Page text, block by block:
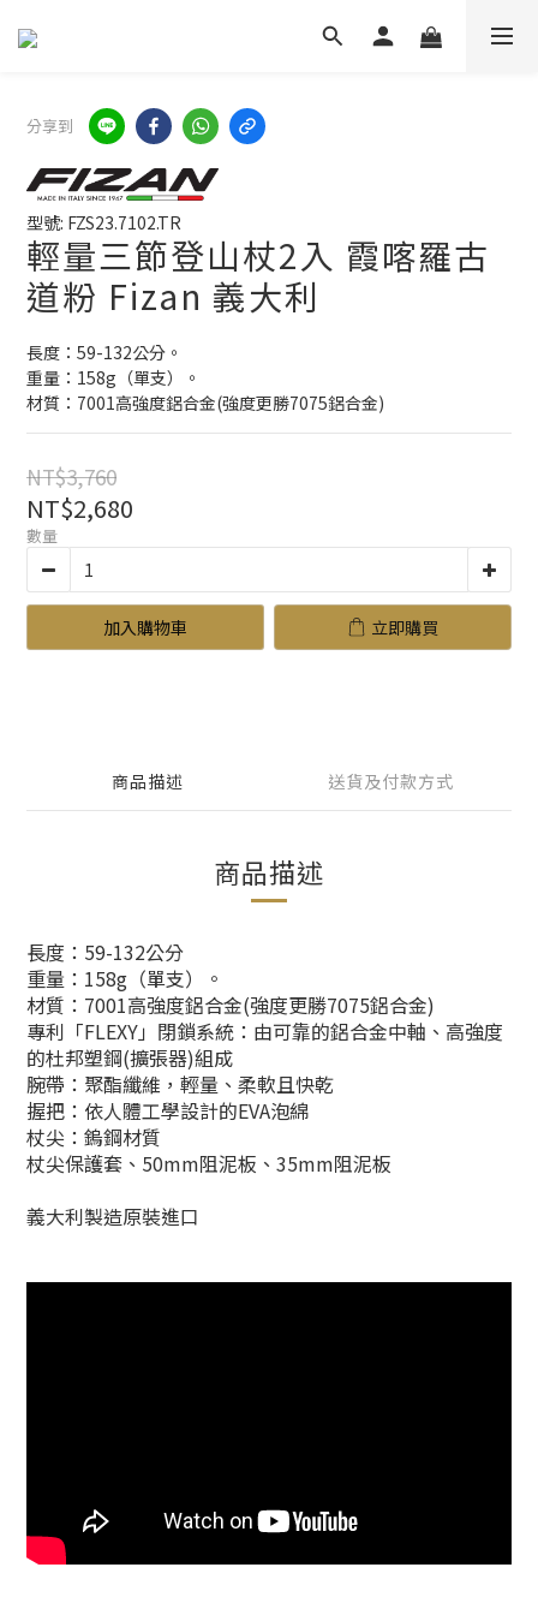
分享到
型號: FZS23.7102.TR
輕量三節登山杖2入 霞喀羅古
道粉 Fizan 義大利
長度：59-132公分。
重量：158g（單支）。
材質：7001高強度鋁合金(強度更勝7075鋁合金)
NT$3,760
NT$2,680
數量
加入購物車 立即購買
商品描述 送貨及付款方式
商品描述
長度：59-132公分
重量：158g（單支）。
材質：7001高強度鋁合金(強度更勝7075鋁合金)
專利「FLEXY」閉鎖系統：由可靠的鋁合金中軸、高強度
的杜邦塑鋼(擴張器)組成
腕帶：聚酯纖維，輕量、柔軟且快乾
握把：依人體工學設計的EVA泡綿
杖尖：鎢鋼材質
杖尖保護套、50mm阻泥板、35mm阻泥板
義大利製造原裝進口